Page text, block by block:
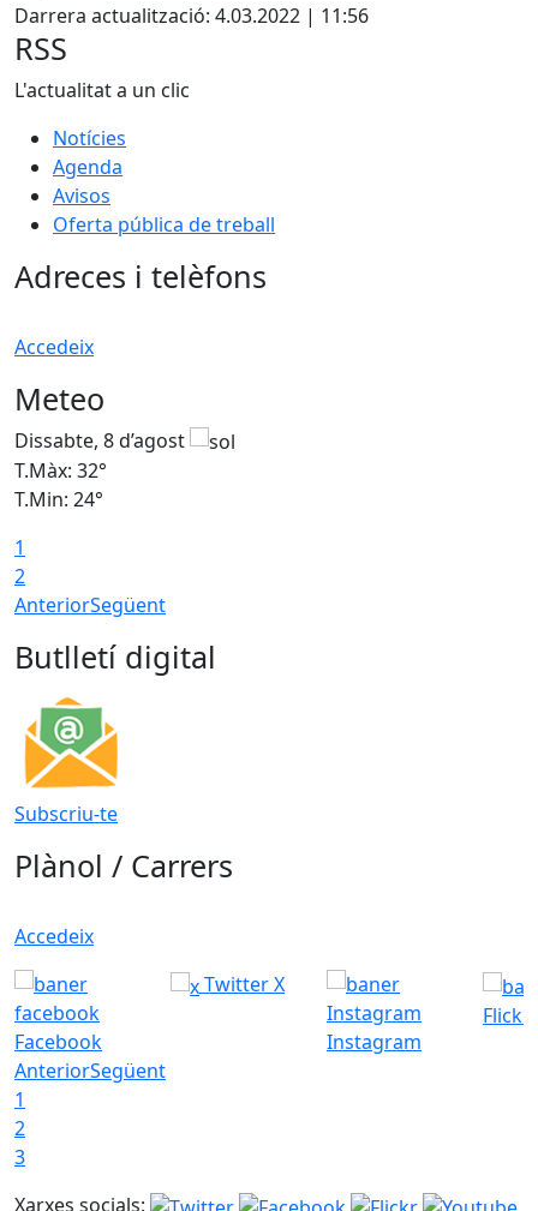
Darrera actualització: 4.03.2022 | 11:56
RSS
L'actualitat a un clic
Notícies
Agenda
Avisos
Oferta pública de treball
Adreces i telèfons
Accedeix
Meteo
Dissabte, 8 d’agost
T.Màx: 32°
T.Min: 24°
1
2
AnteriorSegüent
Butlletí digital
Subscriu-te
Plànol / Carrers
Accedeix
Facebook
Twitter X
Instagram
Flickr
AnteriorSegüent
1
2
3
Xarxes socials: